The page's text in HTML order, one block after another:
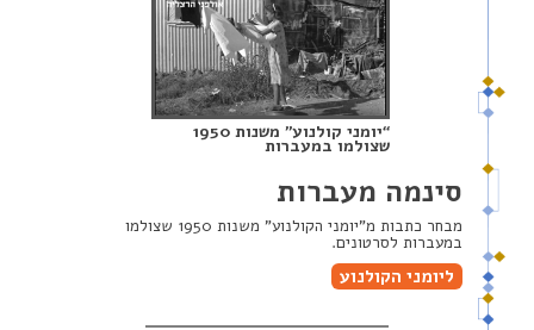
“יומני קולנוע” משנות 1950
שצולמו במעברות
סינמה מעברות
מבחר כתבות מ”יומני הקולנוע” משנות 1950 שצולמו
במעברות לסרטונים.
ליומני הקולנוע